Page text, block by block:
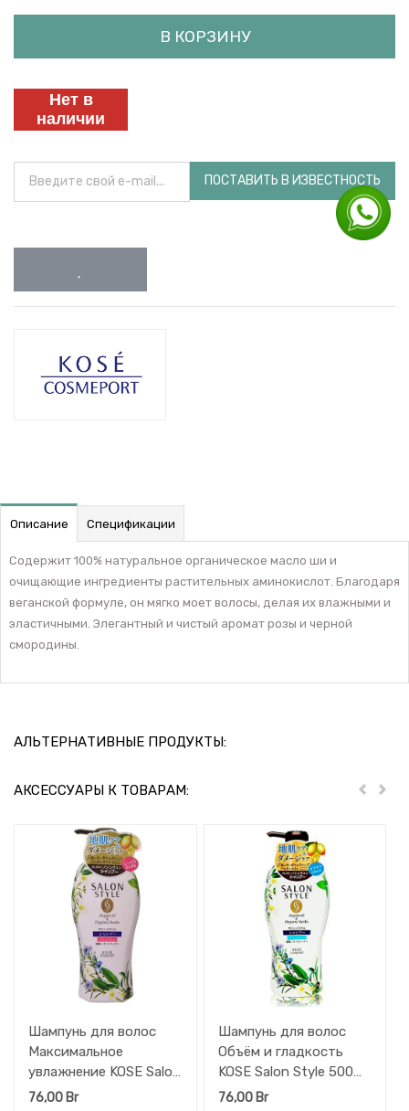
В КОРЗИНУ
Нет в
наличии
ПОСТАВИТЬ В ИЗВЕСТНОСТЬ
Описание Спецификации
Содержит 100% натуральное органическое масло ши и
очищающие ингредиенты растительных аминокислот. Благодаря
веганской формуле, он мягко моет волосы, делая их влажными и
эластичными. Элегантный и чистый аромат розы и черной
смородины.
АЛЬТЕРНАТИВНЫЕ ПРОДУКТЫ:
АКСЕССУАРЫ К ТОВАРАМ: Пред
Шампунь для волос
Максимальное
увлажнение KOSE Salon
Style 500 мл
76,00 Br
Шампунь для волос
Объём и гладкость
KOSE Salon Style 500
мл
76,00Br